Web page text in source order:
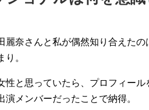
麗奈さんと私が偶然知り合えた
。
性と思っていたら、プロフィー
演メンバーだったことで納得。